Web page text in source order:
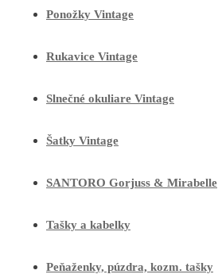
Ponožky Vintage
Rukavice Vintage
Slnečné okuliare Vintage
Šatky Vintage
SANTORO Gorjuss & Mirabelle
Tašky a kabelky
Peňaženky, púzdra, kozm. tašky